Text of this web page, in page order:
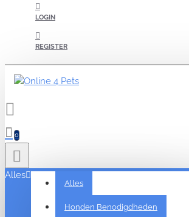
LOGIN
REGISTER
0
Alles
Alles
Honden Benodigdheden